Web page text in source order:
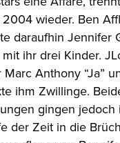
wieder. Ben
daraufhin Jennifer
ihr drei Kinder.
Marc Anthony “Ja”
ihm Zwillinge.
gingen jedoch
der Zeit in die